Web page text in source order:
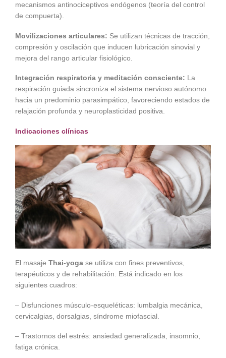
mecanismos antinociceptivos endógenos (teoría del control
de compuerta).
Movilizaciones articulares: Se utilizan técnicas de tracción,
compresión y oscilación que inducen lubricación sinovial y
mejora del rango articular fisiológico.
Integración respiratoria y meditación consciente: La
respiración guiada sincroniza el sistema nervioso autónomo
hacia un predominio parasimpático, favoreciendo estados de
relajación profunda y neuroplasticidad positiva.
Indicaciones clínicas
El masaje Thai-yoga se utiliza con fines preventivos,
terapéuticos y de rehabilitación. Está indicado en los
siguientes cuadros:
– Disfunciones músculo-esqueléticas: lumbalgia mecánica,
cervicalgias, dorsalgias, síndrome miofascial.
– Trastornos del estrés: ansiedad generalizada, insomnio,
fatiga crónica.